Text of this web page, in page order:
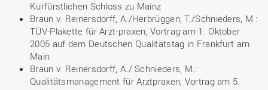
Kurfürstlichen Schloss zu Mainz
Braun v. Reinersdorff, A./Herbrüggen, T./Schnieders, M.:
TÜV-Plakette für Arzt-praxen, Vortrag am 1. Oktober
2005 auf dem Deutschen Qualitätstag in Frankfurt am
Main
Braun v. Reinersdorff, A./ Schnieders, M.:
Qualitätsmanagement für Arztpraxen, Vortrag am 5.